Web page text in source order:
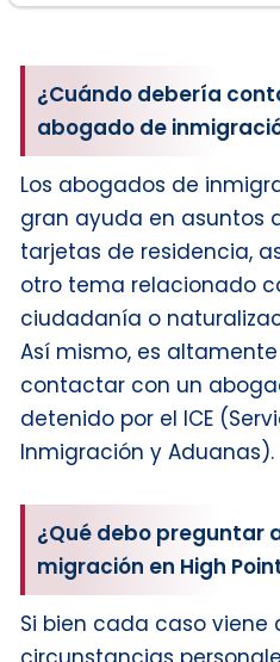
¿Cuándo debería
abogado de
Los abogados de
gran ayuda en asuntos
tarjetas de residencia,
otro tema relacionado
ciudadanía o
Así mismo, es
contactar con un
detenido por el ICE
Inmigración y Aduanas).
¿Qué debo preguntar
migración en High
Si bien cada caso viene